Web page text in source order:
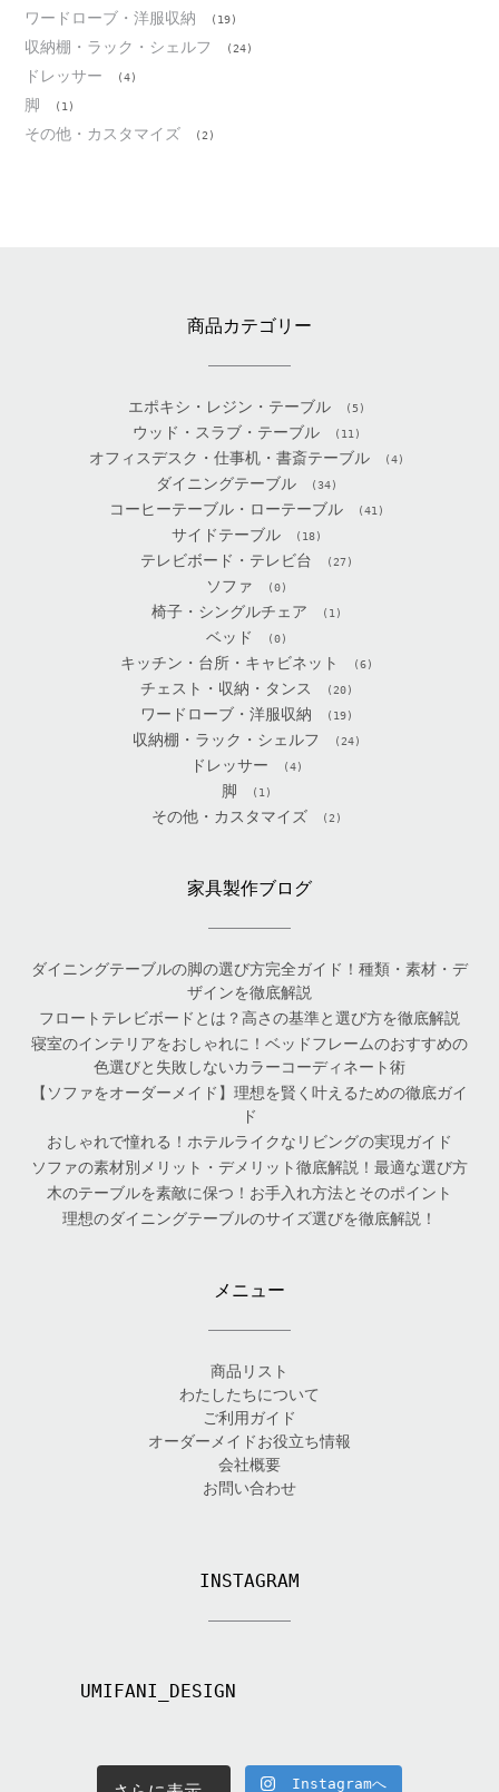
ワードローブ・洋服収納 (19)
収納棚・ラック・シェルフ (24)
ドレッサー (4)
脚 (1)
その他・カスタマイズ (2)
商品カテゴリー
エポキシ・レジン・テーブル (5)
ウッド・スラブ・テーブル (11)
オフィスデスク・仕事机・書斎テーブル (4)
ダイニングテーブル (34)
コーヒーテーブル・ローテーブル (41)
サイドテーブル (18)
テレビボード・テレビ台 (27)
ソファ (0)
椅子・シングルチェア (1)
ベッド (0)
キッチン・台所・キャビネット (6)
チェスト・収納・タンス (20)
ワードローブ・洋服収納 (19)
収納棚・ラック・シェルフ (24)
ドレッサー (4)
脚 (1)
その他・カスタマイズ (2)
家具製作ブログ
ダイニングテーブルの脚の選び方完全ガイド！種類・素材・デ
ザインを徹底解説
フロートテレビボードとは？高さの基準と選び方を徹底解説
寝室のインテリアをおしゃれに！ベッドフレームのおすすめの
色選びと失敗しないカラーコーディネート術
【ソファをオーダーメイド】理想を賢く叶えるための徹底ガイ
ド
おしゃれで憧れる！ホテルライクなリビングの実現ガイド
ソファの素材別メリット・デメリット徹底解説！最適な選び方
木のテーブルを素敵に保つ！お手入れ方法とそのポイント
理想のダイニングテーブルのサイズ選びを徹底解説！
メニュー
商品リスト
わたしたちについて
ご利用ガイド
オーダーメイドお役立ち情報
会社概要
お問い合わせ
INSTAGRAM
UMIFANI_DESIGN
Instagramへ